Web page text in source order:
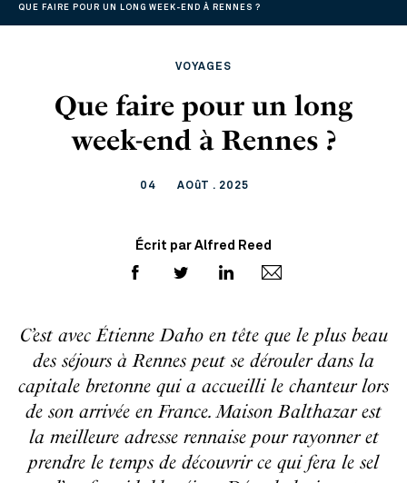
QUE FAIRE POUR UN LONG WEEK-END À RENNES ?
VOYAGES
Que faire pour un long
week-end à Rennes ?
04 AOûT . 2025
Écrit par Alfred Reed
C’est avec Étienne Daho en tête que le plus beau
des séjours à Rennes peut se dérouler dans la
capitale bretonne qui a accueilli le chanteur lors
de son arrivée en France. Maison Balthazar est
la meilleure adresse rennaise pour rayonner et
prendre le temps de découvrir ce qui fera le sel